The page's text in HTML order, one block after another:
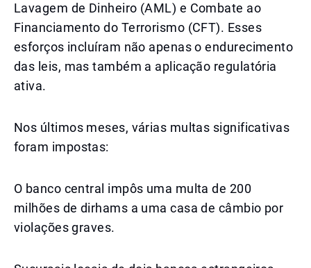
Lavagem de Dinheiro (AML) e Combate ao
Financiamento do Terrorismo (CFT). Esses
esforços incluíram não apenas o endurecimento
das leis, mas também a aplicação regulatória
ativa.
Nos últimos meses, várias multas significativas
foram impostas:
O banco central impôs uma multa de 200
milhões de dirhams a uma casa de câmbio por
violações graves.